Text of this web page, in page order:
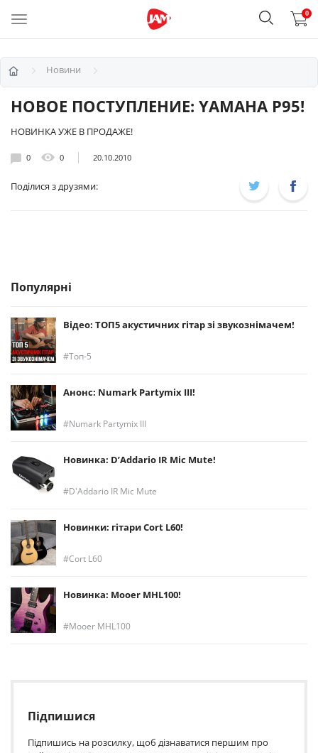
0
Новини
НОВОЕ ПОСТУПЛЕНИЕ: YAMAHA P95!
НОВИНКА УЖЕ В ПРОДАЖЕ!
0 0 20.10.2010
Поділися з друзями:
Популярні
Відео: ТОП5 акустичних гітар зі звукознімачем!
Топ-5
Анонс: Numark Partymix III!
Numark Partymix III
Новинка: D’Addario IR Mic Mute!
D'Addario IR Mic Mute
Новинки: гітари Cort L60!
Cort L60
Новинка: Mooer MHL100!
Mooer MHL100
Підпишися
Підпишись на розсилку, щоб дізнаватися першим про